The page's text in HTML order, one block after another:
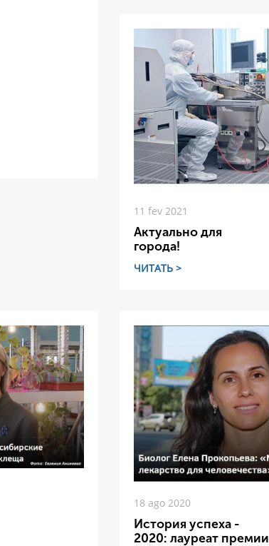
11 fev 2021
Актуально для
города!
ЧИТАТЬ >
18 ago 2020
История успеха -
2020: лауреат премии